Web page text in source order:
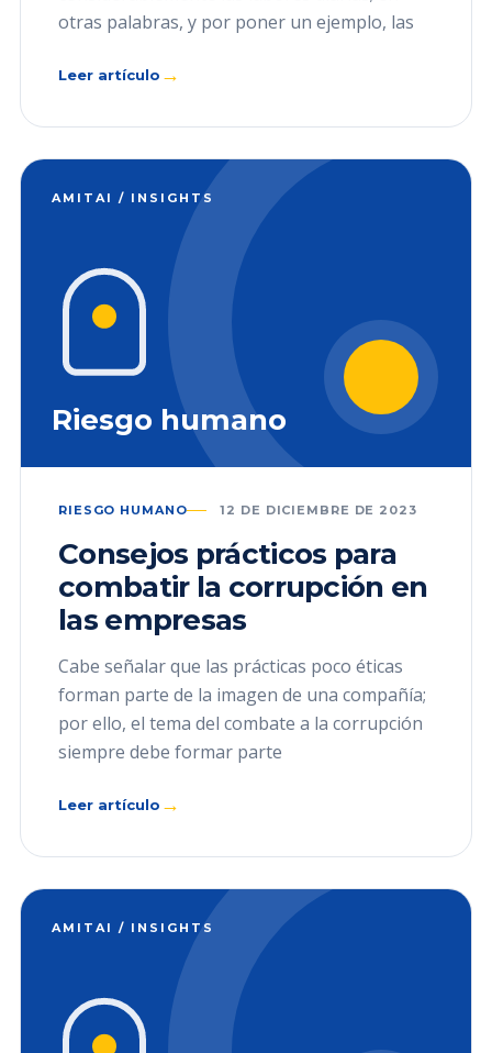
otras palabras, y por poner un ejemplo, las
Leer artículo →
AMITAI / INSIGHTS
Riesgo humano
RIESGO HUMANO 12 DE DICIEMBRE DE 2023
Consejos prácticos para
combatir la corrupción en
las empresas
Cabe señalar que las prácticas poco éticas
forman parte de la imagen de una compañía;
por ello, el tema del combate a la corrupción
siempre debe formar parte
Leer artículo →
AMITAI / INSIGHTS